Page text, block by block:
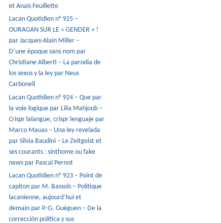
et Anaïs Feuillette
Lacan Quotidien n° 925 –
OURAGAN SUR LE « GENDER » !
par Jacques-Alain Miller –
D’une époque sans nom par
Christiane Alberti – La parodia de
los sexos y la ley par Neus
Carbonell
Lacan Quotidien n° 924 – Que par
la voie logique par Lilia Mahjoub –
Crispr lalangue, crispr lenguaje par
Marco Mauas – Una ley revelada
par Silvia Baudini – Le Zeitgeist et
ses courants : sinthome ou fake
news par Pascal Pernot
Lacan Quotidien n° 923 – Point de
capiton par M. Bassols – Politique
lacanienne, aujourd’hui et
demain par P.-G. Guéguen – De la
corrección política y sus